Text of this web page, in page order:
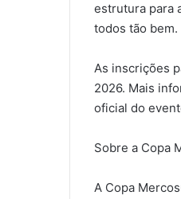
estrutura para
todos tão bem.
As inscrições
2026. Mais
oficial do
Sobre a Copa
A Copa